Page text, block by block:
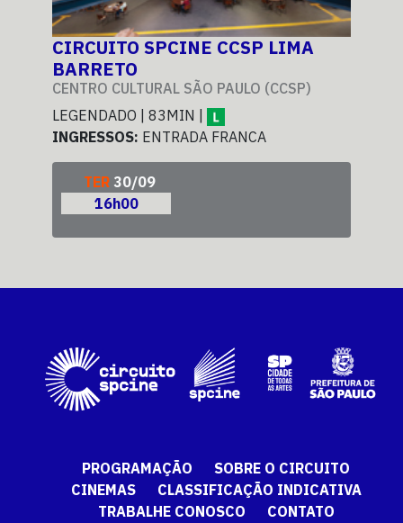
CIRCUITO SPCINE CCSP LIMA
BARRETO
CENTRO CULTURAL SÃO PAULO (CCSP)
LEGENDADO | 83MIN |
INGRESSOS: ENTRADA FRANCA
TER 30/09
16h00
PROGRAMAÇÃO
SOBRE O CIRCUITO
CINEMAS
CLASSIFICAÇÃO INDICATIVA
TRABALHE CONOSCO
CONTATO